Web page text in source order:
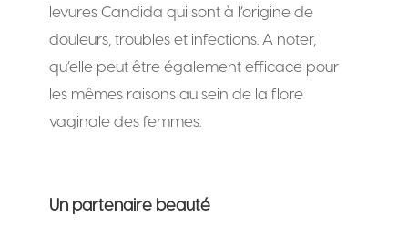
levures Candida qui sont à l’origine de
douleurs, troubles et infections. A noter,
qu’elle peut être également efficace pour
les mêmes raisons au sein de la flore
vaginale des femmes.
Un partenaire beauté